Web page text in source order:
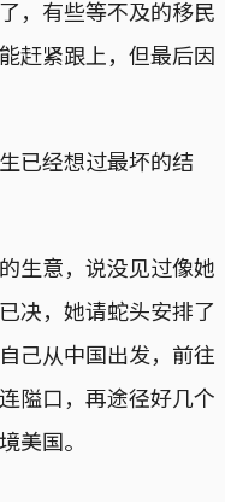
，有些等不及的移民
赶紧跟上，但最后因
已经想过最坏的结
生意，说没见过像她
决，她请蛇头安排了
己从中国出发，前往
隘口，再途径好几个
美国。